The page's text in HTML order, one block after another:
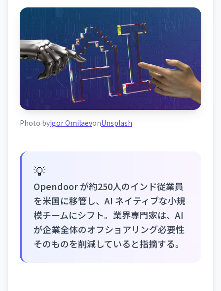
Photo byIgor OmilaevonUnsplash
💡
Opendoor が約250人のインド従業員
を米国に移管し、AI ネイティブな小規
模チームにシフト。業界専門家は、AI
が企業全体のオフショアリング必要性
そのものを削減していると指摘する。